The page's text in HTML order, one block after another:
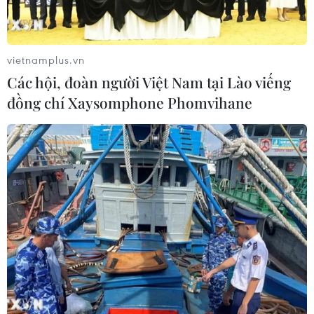
Đại biểu Quốc hội dành
một phút mặc niệm cố Chủ
tịch Quốc hội Lào
10/08/2026 02:11
Thủ tướng Lê Minh Hưng
viếng Chủ tịch Quốc hội
Lào Xaysomphone
Phomvihane
10/08/2026 01:50
vietnamplus.vn
Các hội, đoàn người Việt Nam tại Lào viếng
đồng chí Xaysomphone Phomvihane